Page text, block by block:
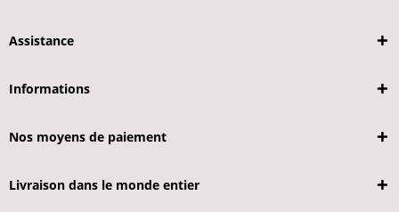
Assistance
Informations
Nos moyens de paiement
Livraison dans le monde entier